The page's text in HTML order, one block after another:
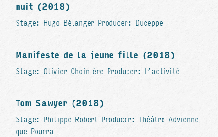
nuit (2018)
Stage: Hugo Bélanger Producer: Duceppe
Manifeste de la jeune fille (2018)
Stage: Olivier Choinière Producer: L’activité
Tom Sawyer (2018)
Stage: Philippe Robert Producer: Théâtre Advienne
que Pourra